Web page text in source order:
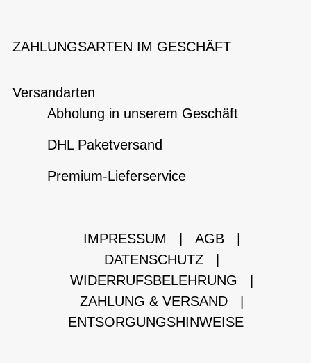
ZAHLUNGSARTEN IM GESCHÄFT
Versandarten
Abholung in unserem Geschäft
DHL Paketversand
Premium-Lieferservice
IMPRESSUM AGB
DATENSCHUTZ
WIDERRUFSBELEHRUNG
ZAHLUNG & VERSAND
ENTSORGUNGSHINWEISE